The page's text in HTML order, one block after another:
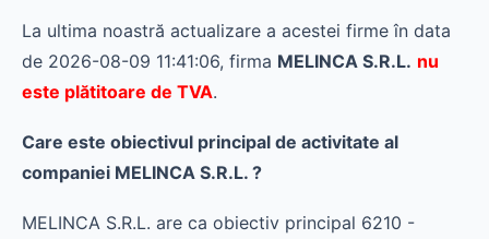
La ultima noastră actualizare a acestei firme în data
de 2026-08-09 11:41:06, firma MELINCA S.R.L. nu
este plătitoare de TVA.
Care este obiectivul principal de activitate al
companiei MELINCA S.R.L. ?
MELINCA S.R.L. are ca obiectiv principal 6210 -